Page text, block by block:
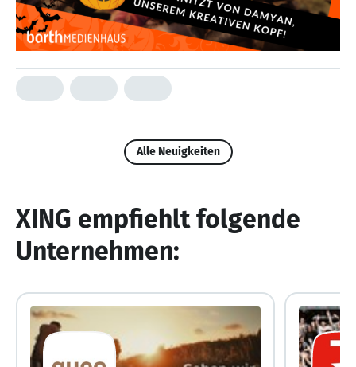
Alle Neuigkeiten
XING empfiehlt folgende
Unternehmen: